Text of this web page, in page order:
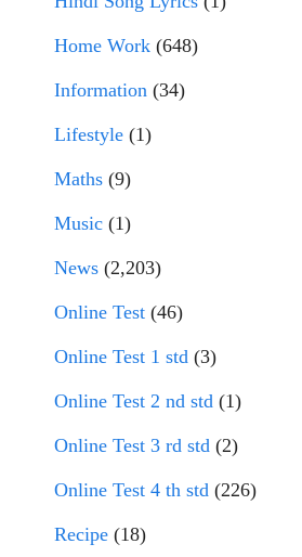
Home Work (648)
Information (34)
Lifestyle (1)
Maths (9)
Music (1)
News (2,203)
Online Test (46)
Online Test 1 std (3)
Online Test 2 nd std (1)
Online Test 3 rd std (2)
Online Test 4 th std (226)
Recipe (18)